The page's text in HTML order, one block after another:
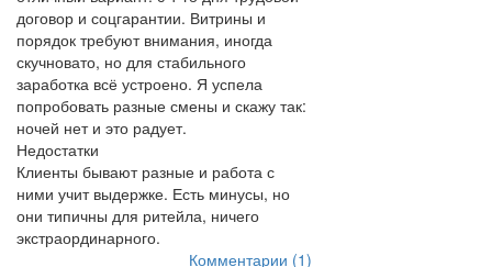
договор и соцгарантии. Витрины и
порядок требуют внимания, иногда
скучновато, но для стабильного
заработка всё устроено. Я успела
попробовать разные смены и скажу так:
ночей нет и это радует.
Недостатки
Клиенты бывают разные и работа с
ними учит выдержке. Есть минусы, но
они типичны для ритейла, ничего
экстраординарного.
Комментарии (1)